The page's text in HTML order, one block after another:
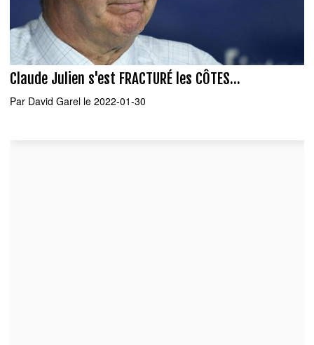
Claude Julien s'est FRACTURÉ les CÔTES...
Par David Garel le 2022-01-30